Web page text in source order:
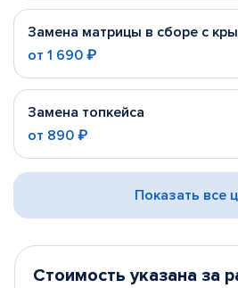
Замена матрицы в сборе с
от 1 690 ₽
Замена топкейса
от 890 ₽
Показать все
Стоимость указана за